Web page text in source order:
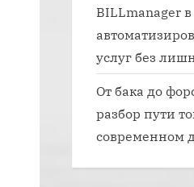
BILLmanager
услуг без
От бака до
разбор пути
современном